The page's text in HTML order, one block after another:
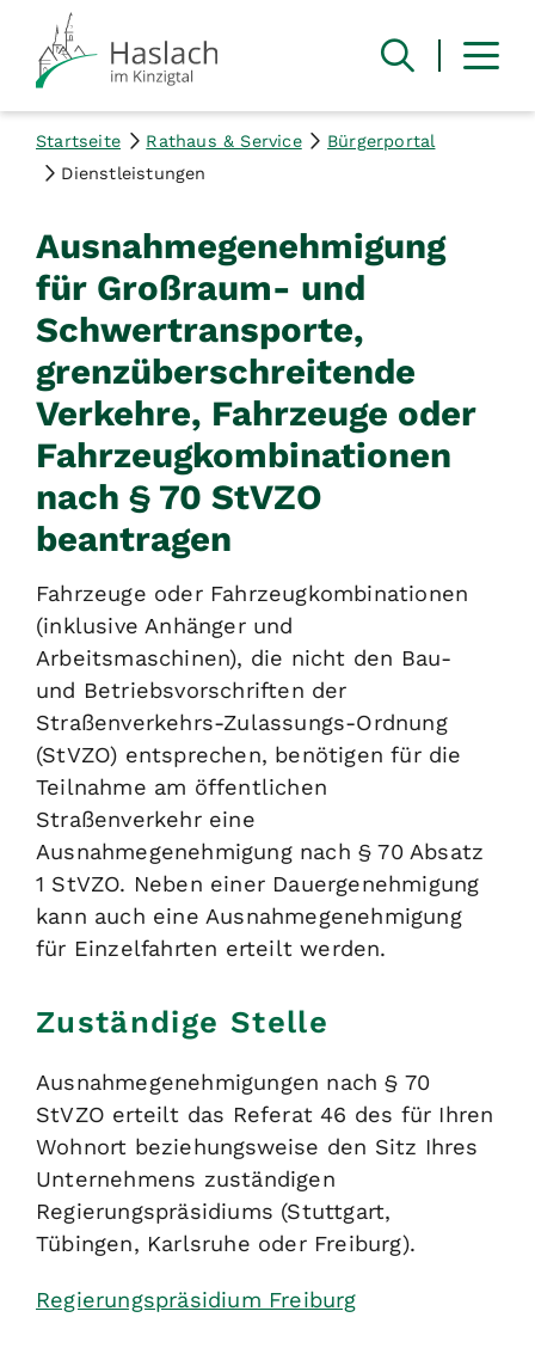
Startseite Rathaus & Service
Bürgerportal
Dienstleistungen
Ausnahmegenehmigung
für Großraum- und
Schwertransporte,
grenzüberschreitende
Verkehre, Fahrzeuge oder
Fahrzeugkombinationen
nach § 70 StVZO
beantragen
Fahrzeuge oder Fahrzeugkombinationen
(inklusive Anhänger und
Arbeitsmaschinen), die nicht den Bau-
und Betriebsvorschriften der
Straßenverkehrs-Zulassungs-Ordnung
(StVZO) entsprechen, benötigen für die
Teilnahme am öffentlichen
Straßenverkehr eine
Ausnahmegenehmigung nach § 70 Absatz
1 StVZO. Neben einer Dauergenehmigung
kann auch eine Ausnahmegenehmigung
für Einzelfahrten erteilt werden.
Zuständige Stelle
Ausnahmegenehmigungen nach § 70
StVZO erteilt das Referat 46 des für Ihren
Wohnort beziehungsweise den Sitz Ihres
Unternehmens zuständigen
Regierungspräsidiums (Stuttgart,
Tübingen, Karlsruhe oder Freiburg).
Regierungspräsidium Freiburg